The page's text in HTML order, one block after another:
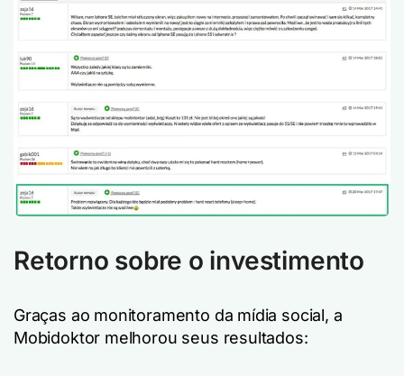
Retorno sobre o investimento
Graças ao monitoramento da mídia social, a
Mobidoktor melhorou seus resultados: